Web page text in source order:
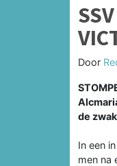
Door
de
In een
men na